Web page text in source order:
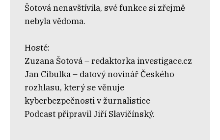
Šotová nenavštívila, své funkce si zřejmě
nebyla vědoma.
Hosté:
Zuzana Šotová – redaktorka investigace.cz
Jan Cibulka – datový novinář Českého
rozhlasu, který se věnuje
kyberbezpečnosti v žurnalistice
Podcast připravil Jiří Slavičínský.